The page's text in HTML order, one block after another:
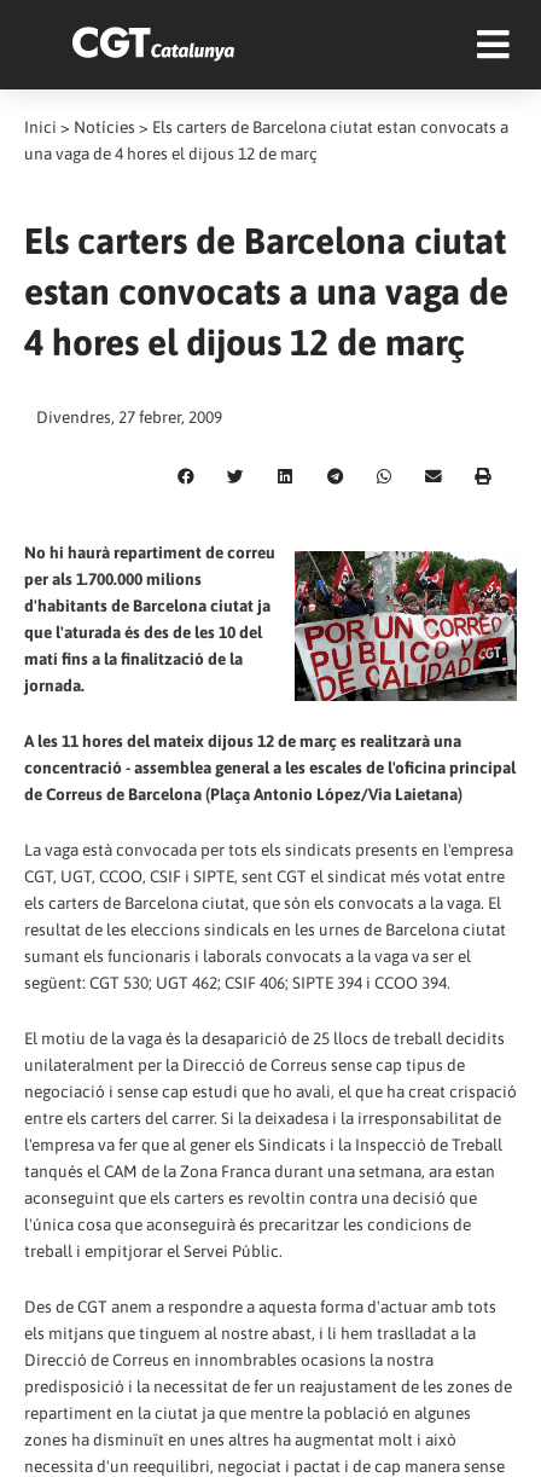
Inici > Notícies > Els carters de Barcelona ciutat estan convocats a
una vaga de 4 hores el dijous 12 de març
Els carters de Barcelona ciutat
estan convocats a una vaga de
4 hores el dijous 12 de març
Divendres, 27 febrer, 2009
No hi haurà repartiment de correu
per als 1.700.000 milions
d'habitants de Barcelona ciutat ja
que l'aturada és des de les 10 del
matí fins a la finalització de la
jornada.
A les 11 hores del mateix dijous 12 de març es realitzarà una
concentració - assemblea general a les escales de l'oficina principal
de Correus de Barcelona (Plaça Antonio López/Via Laietana)
La vaga està convocada per tots els sindicats presents en l'empresa
CGT, UGT, CCOO, CSIF i SIPTE, sent CGT el sindicat més votat entre
els carters de Barcelona ciutat, que són els convocats a la vaga. El
resultat de les eleccions sindicals en les urnes de Barcelona ciutat
sumant els funcionaris i laborals convocats a la vaga va ser el
següent: CGT 530; UGT 462; CSIF 406; SIPTE 394 i CCOO 394.
El motiu de la vaga és la desaparició de 25 llocs de treball decidits
unilateralment per la Direcció de Correus sense cap tipus de
negociació i sense cap estudi que ho avali, el que ha creat crispació
entre els carters del carrer. Si la deixadesa i la irresponsabilitat de
l'empresa va fer que al gener els Sindicats i la Inspecció de Treball
tanqués el CAM de la Zona Franca durant una setmana, ara estan
aconseguint que els carters es revoltin contra una decisió que
l'única cosa que aconseguirà és precaritzar les condicions de
treball i empitjorar el Servei Públic.
Des de CGT anem a respondre a aquesta forma d'actuar amb tots
els mitjans que tinguem al nostre abast, i li hem traslladat a la
Direcció de Correus en innombrables ocasions la nostra
predisposició i la necessitat de fer un reajustament de les zones de
repartiment en la ciutat ja que mentre la població en algunes
zones ha disminuït en unes altres ha augmentat molt i això
necessita d'un reequilibri, negociat i pactat i de cap manera sense